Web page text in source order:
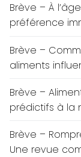
Brève – À
préférence
Brève –
aliments
Brève –
prédictifs à la
Brève –
Une revue